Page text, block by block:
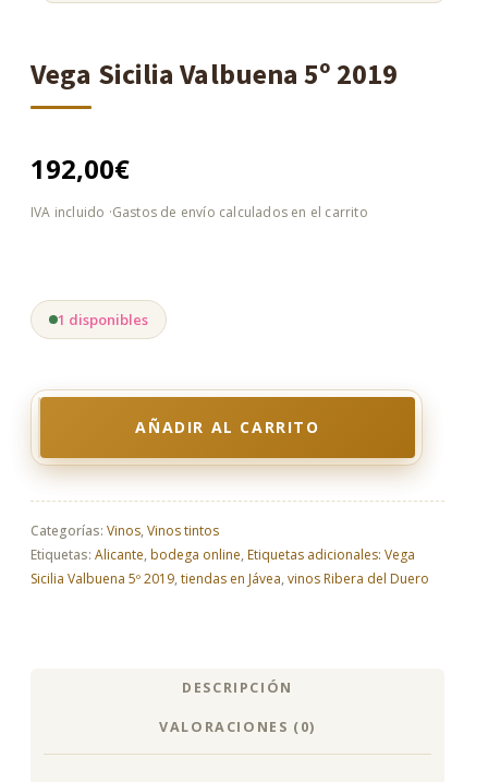
Vega Sicilia Valbuena 5º 2019
192,00€
1 disponibles
Sicilia
2019
cantidad
AÑADIR AL CARRITO
Categorías: Vinos,Vinos tintos
Etiquetas: Alicante, bodega online, Etiquetas adicionales: Vega
Sicilia Valbuena 5º 2019,tiendas en Jávea,vinos Ribera del Duero
DESCRIPCIÓN
VALORACIONES (0)